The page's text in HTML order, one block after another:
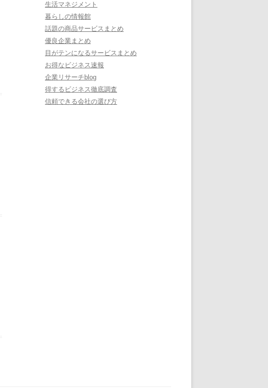
生活マネジメント
暮らしの情報館
話題の商品サービスまとめ
優良企業まとめ
目がテンになるサービスまとめ
お得なビジネス速報
企業リサーチblog
得するビジネス徹底調査
信頼できる会社の選び方